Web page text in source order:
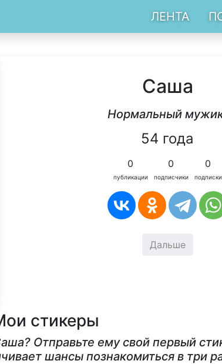
ЛЕНТА
Cаша
Нормальный
54 года
0
публикации
0
подписчики
0
подписки
Дальше
стикеры
Отправьте ему свой первый
шансы познакомиться в три